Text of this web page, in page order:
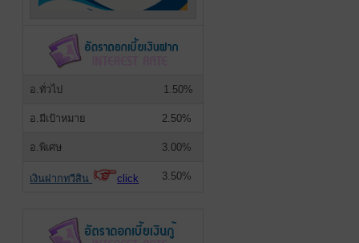
อ.ทั่วไป 1.50%
อ.มีเป้าหมาย 2.50%
อ.พิเศษ 3.00%
เงินฝากทวีสิน click 3.50%